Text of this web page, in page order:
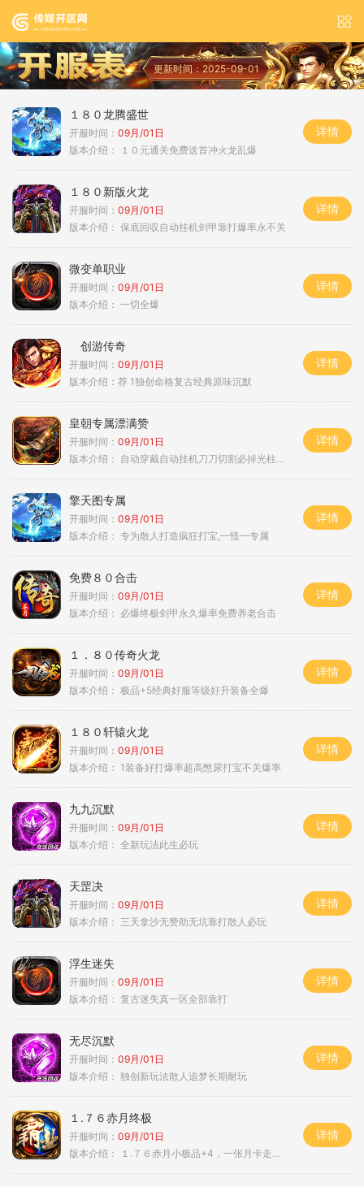
更新时间：2025-09-01
１８０龙腾盛世
开服时间： 09月/01日
版本介绍：
１０元通关免费送首冲火龙乱爆
详情
１８０新版火龙
开服时间： 09月/01日
版本介绍： 保底回収自动挂机剑甲靠打爆率永不关
详情
微变单职业
开服时间： 09月/01日
版本介绍： 一切全爆
详情
创游传奇
开服时间： 09月/01日
版本介绍： 荐 1独创命格复古经典原味沉默
详情
皇朝专属漂满赞
开服时间： 09月/01日
版本介绍： 自动穿戴自动挂机刀刀切割必掉光柱自动
详情
擎天图专属
开服时间： 09月/01日
版本介绍： 专为散人打造疯狂打宝,一怪一专属
详情
免费８０合击
开服时间： 09月/01日
版本介绍： 必爆终极剑甲永久爆率免费养老合击
详情
１．８０传奇火龙
开服时间： 09月/01日
版本介绍： 极品+5经典好服等级好升装备全爆
详情
１８０轩辕火龙
开服时间： 09月/01日
版本介绍： 1装备好打爆率超高憋尿打宝不关爆率
详情
九九沉默
开服时间： 09月/01日
版本介绍： 全新玩法此生必玩
详情
天罡决
开服时间： 09月/01日
版本介绍： 三天拿沙无赞助无坑靠打散人必玩
详情
浮生迷失
开服时间： 09月/01日
版本介绍： 复古迷失真一区全部靠打
详情
无尽沉默
开服时间： 09月/01日
版本介绍： 独创新玩法散人追梦长期耐玩
详情
１.７６赤月终极
开服时间： 09月/01日
版本介绍：
１.７６赤月小极品+4，一张月卡走天涯b
详情